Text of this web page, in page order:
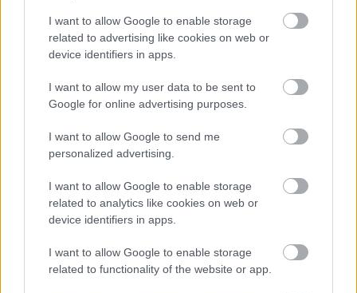
I want to allow Google to enable storage
related to advertising like cookies on web or
device identifiers in apps.
I want to allow my user data to be sent to
Google for online advertising purposes.
I want to allow Google to send me
personalized advertising.
I want to allow Google to enable storage
related to analytics like cookies on web or
device identifiers in apps.
I want to allow Google to enable storage
related to functionality of the website or app.
mindfulness meditáció
Pszichológus Online Schrammel Ivett
Ha nincs időd hosszabb meditációt végezni, mert vagy a hely,